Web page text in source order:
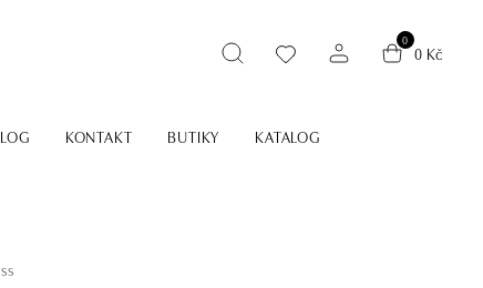
0
0 Kč
KONTAKT BUTIKY KATALOG